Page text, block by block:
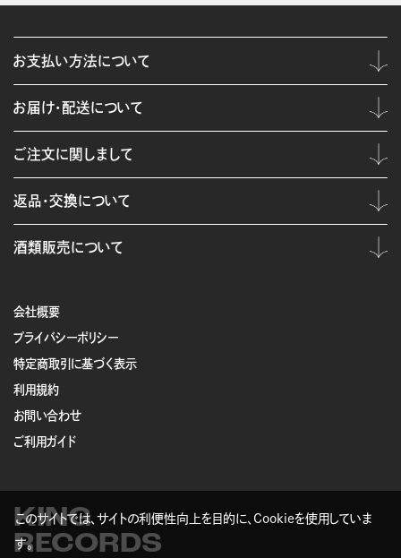
会社概要
プライバシーポリシー
特定商取引に基づく表示
利用規約
お問い合わせ
ご利用ガイド
KING
RECORDS
お支払い方法について
お届け・配送について
ご注文に関しまして
返品・交換について
酒類販売について
このサイトでは、サイトの利便性向上を目的に、Cookieを使用していま
す。